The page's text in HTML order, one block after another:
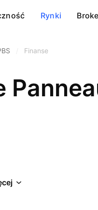
Rynki
Finanse